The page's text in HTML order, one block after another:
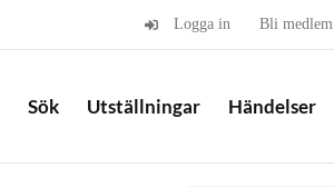
Logga in Bli medlem
Sök Utställningar Händelser